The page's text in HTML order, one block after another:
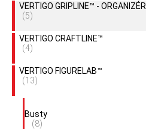
VERTIGO GRIPLINE™ - ORGANIZÉR
(5)
VERTIGO CRAFTLINE™
(4)
VERTIGO FIGURELAB™
(13)
Busty
(8)